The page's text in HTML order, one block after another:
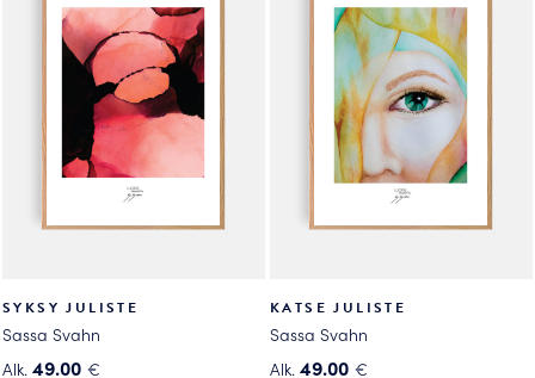
muunnelma.
tuotteen
muunnelma.
valinnat
tuotteen
SYKSY JULISTE
Sassa Svahn
Alk. 49.00 €
KATSE JULISTE
Sassa Svahn
Alk. 49.00 €